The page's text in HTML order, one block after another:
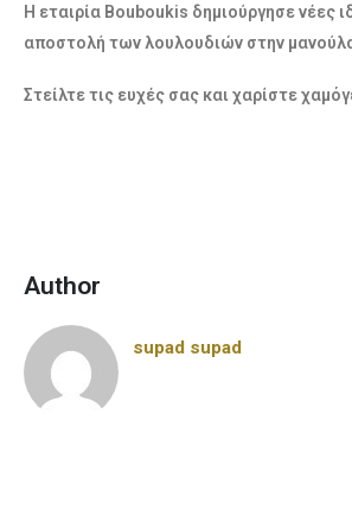
Η εταιρία Bouboukis δημιούργησε νέες
αποστολή των λουλουδιών στην
Στείλτε τις ευχές σας και χαρίστε
Author
supad supad